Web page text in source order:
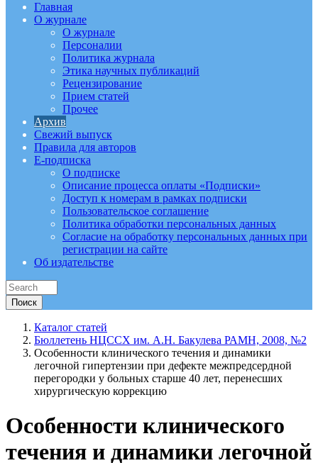
Главная
О журнале
О журнале
Персоналии
Политика журнала
Этика научных публикаций
Рецензирование
Прием статей
Прочее
Архив
Свежий выпуск
Правила для авторов
E-подписка
О подписке
Описание процесса оплаты «Подписки»
Доступ к номерам в рамках подписки
Пользовательское соглашение
Политика обработки персональных данных
Согласие на обработку персональных данных при
регистрации на сайте
Об издательстве
Каталог статей
Бюллетень НЦССХ им. А.Н. Бакулева РАМН, 2008, №2
Особенности клинического течения и динамики
легочной гипертензии при дефекте межпредсердной
перегородки у больных старше 40 лет, перенесших
хирургическую коррекцию
Особенности клинического
течения и динамики легочной